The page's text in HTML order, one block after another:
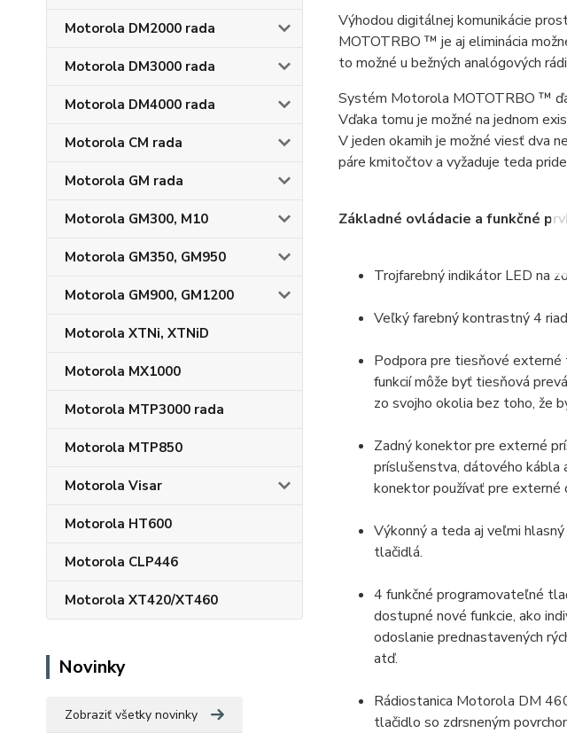
Motorola DM2000 rada
Motorola DM3000 rada
Motorola DM4000 rada
Motorola CM rada
Motorola GM rada
Motorola GM300, M10
Motorola GM350, GM950
Motorola GM900, GM1200
Motorola XTNi, XTNiD
Motorola MX1000
Motorola MTP3000 rada
Motorola MTP850
Motorola Visar
Motorola HT600
Motorola CLP446
Motorola XT420/XT460
Novinky
Zobraziť všetky novinky
Výhodou digitálnej komunikácie
MOTOTRBO ™ je aj eliminácia
to možné u bežných analógových
Systém Motorola MOTOTRBO ™
Vďaka tomu je možné na jednom
V jeden okamih je možné viesť dva
páre kmitočtov a vyžaduje teda
Základné ovládacie a funkčné
Trojfarebný indikátor LED na
Veľký farebný kontrastný 4
Podpora pre tiesňové externé
funkcií môže byť tiesňová
zo svojho okolia bez toho, že
Zadný konektor pre externé
príslušenstva, dátového
konektor používať pre externé
Výkonný a teda aj veľmi
tlačidlá.
4 funkčné programovateľné
dostupné nové funkcie, ako
odoslanie prednastavených
atď.
Rádiostanica Motorola DM
tlačidlo so zdrsneným